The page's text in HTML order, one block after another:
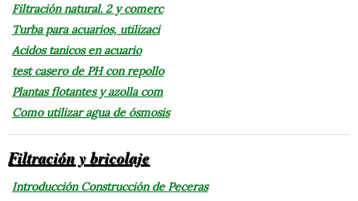
Filtración natural. 2 y comerc
Turba para acuarios, utilizaci
Acidos tanicos en acuario
test casero de PH con repollo
Plantas flotantes y azolla com
Como utilizar agua de ósmosis
Filtración y bricolaje
Introducción Construcción de Peceras